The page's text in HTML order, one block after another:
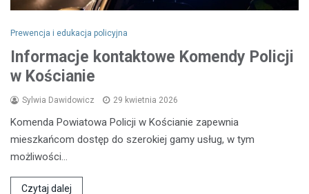
Prewencja i edukacja policyjna
Informacje kontaktowe Komendy Policji
w Kościanie
Sylwia Dawidowicz 29 kwietnia 2026
Komenda Powiatowa Policji w Kościanie zapewnia
mieszkańcom dostęp do szerokiej gamy usług, w tym
możliwości…
Czytaj dalej